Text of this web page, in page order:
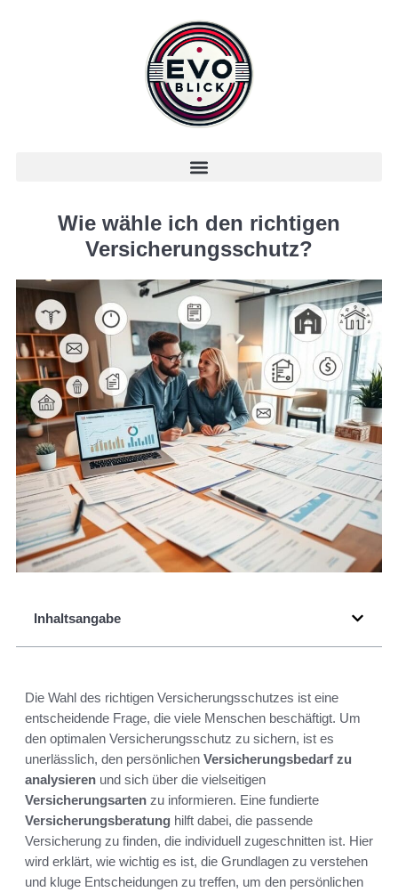
Wie wähle ich den richtigen
Versicherungsschutz?
Inhaltsangabe
Die Wahl des richtigen Versicherungsschutzes ist eine
entscheidende Frage, die viele Menschen beschäftigt. Um
den optimalen Versicherungsschutz zu sichern, ist es
unerlässlich, den persönlichen Versicherungsbedarf zu
analysieren und sich über die vielseitigen
Versicherungsarten zu informieren. Eine fundierte
Versicherungsberatung hilft dabei, die passende
Versicherung zu finden, die individuell zugeschnitten ist. Hier
wird erklärt, wie wichtig es ist, die Grundlagen zu verstehen
und kluge Entscheidungen zu treffen, um den persönlichen